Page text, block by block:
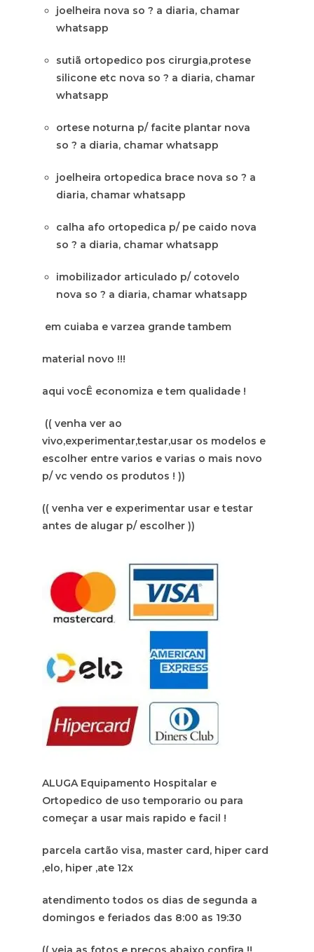
joelheira nova so ? a diaria, chamar
whatsapp
sutiã ortopedico pos cirurgia,protese
silicone etc nova so ? a diaria, chamar
whatsapp
ortese noturna p/ facite plantar nova
so ? a diaria, chamar whatsapp
joelheira ortopedica brace nova so ? a
diaria, chamar whatsapp
calha afo ortopedica p/ pe caido nova
so ? a diaria, chamar whatsapp
imobilizador articulado p/ cotovelo
nova so ? a diaria, chamar whatsapp
em cuiaba e varzea grande tambem
material novo !!!
aqui vocÊ economiza e tem qualidade !
(( venha ver ao
vivo,experimentar,testar,usar os modelos e
escolher entre varios e varias o mais novo
p/ vc vendo os produtos ! ))
(( venha ver e experimentar usar e testar
antes de alugar p/ escolher ))
ALUGA Equipamento Hospitalar e
Ortopedico de uso temporario ou para
começar a usar mais rapido e facil !
parcela cartão visa, master card, hiper card
,elo, hiper ,ate 12x
atendimento todos os dias de segunda a
domingos e feriados das 8:00 as 19:30